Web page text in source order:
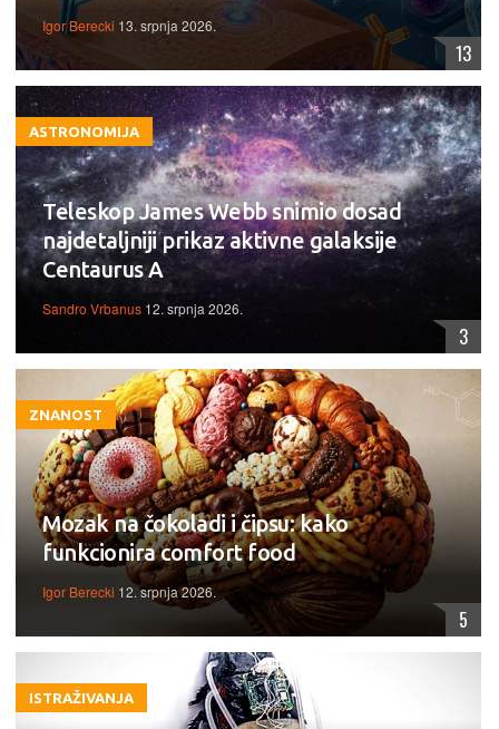
Igor Berecki 13. srpnja 2026.
13
ASTRONOMIJA
Teleskop James Webb snimio dosad
najdetaljniji prikaz aktivne galaksije
Centaurus A
Sandro Vrbanus 12. srpnja 2026.
3
ZNANOST
Mozak na čokoladi i čipsu: kako
funkcionira comfort food
Igor Berecki 12. srpnja 2026.
5
ISTRAŽIVANJA